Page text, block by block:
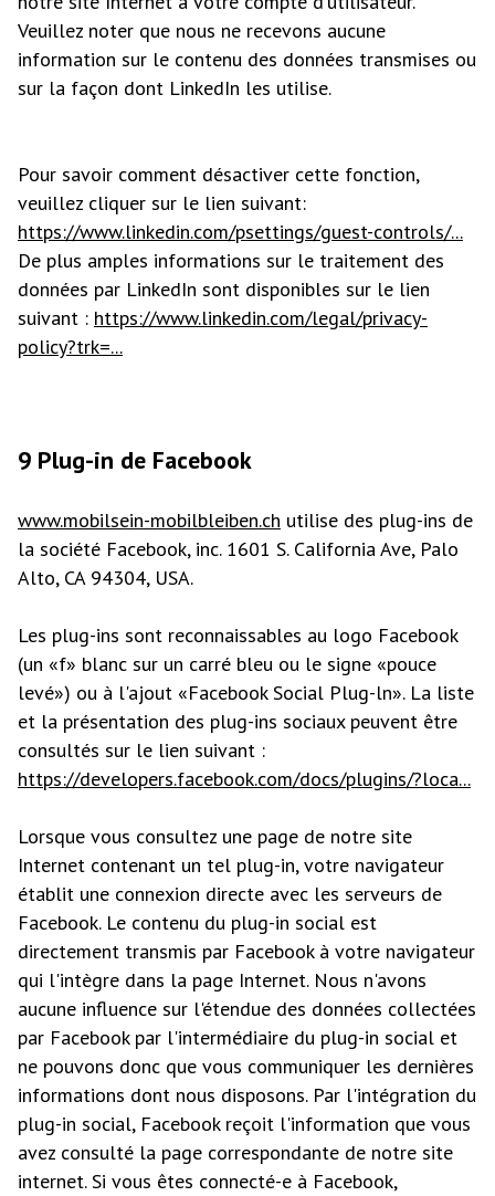
Veuillez noter que nous ne recevons aucune
information sur le contenu des données transmises ou
sur la façon dont LinkedIn les utilise.
Pour savoir comment désactiver cette fonction,
veuillez cliquer sur le lien suivant:
https://www.linkedin.com/psettings/guest-controls/...
De plus amples informations sur le traitement des
données par LinkedIn sont disponibles sur le lien
suivant : https://www.linkedin.com/legal/privacy-
policy?trk=...
9 Plug-in de Facebook
www.mobilsein-mobilbleiben.ch utilise des plug-ins de
la société Facebook, inc. 1601 S. California Ave, Palo
Alto, CA 94304, USA.
Les plug-ins sont reconnaissables au logo Facebook
(un «f» blanc sur un carré bleu ou le signe «pouce
levé») ou à l'ajout «Facebook Social Plug-ln». La liste
et la présentation des plug-ins sociaux peuvent être
consultés sur le lien suivant :
https://developers.facebook.com/docs/plugins/?loca...
Lorsque vous consultez une page de notre site
Internet contenant un tel plug-in, votre navigateur
établit une connexion directe avec les serveurs de
Facebook. Le contenu du plug-in social est
directement transmis par Facebook à votre navigateur
qui l'intègre dans la page Internet. Nous n'avons
aucune influence sur l'étendue des données collectées
par Facebook par l'intermédiaire du plug-in social et
ne pouvons donc que vous communiquer les dernières
informations dont nous disposons. Par l'intégration du
plug-in social, Facebook reçoit l'information que vous
avez consulté la page correspondante de notre site
internet. Si vous êtes connecté-e à Facebook,